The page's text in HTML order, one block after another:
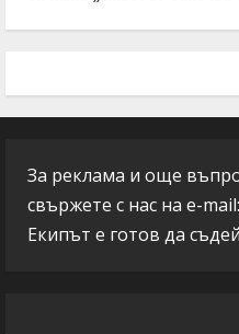
За реклама и още
свържете с нас на e-mail:
Екипът е готов да